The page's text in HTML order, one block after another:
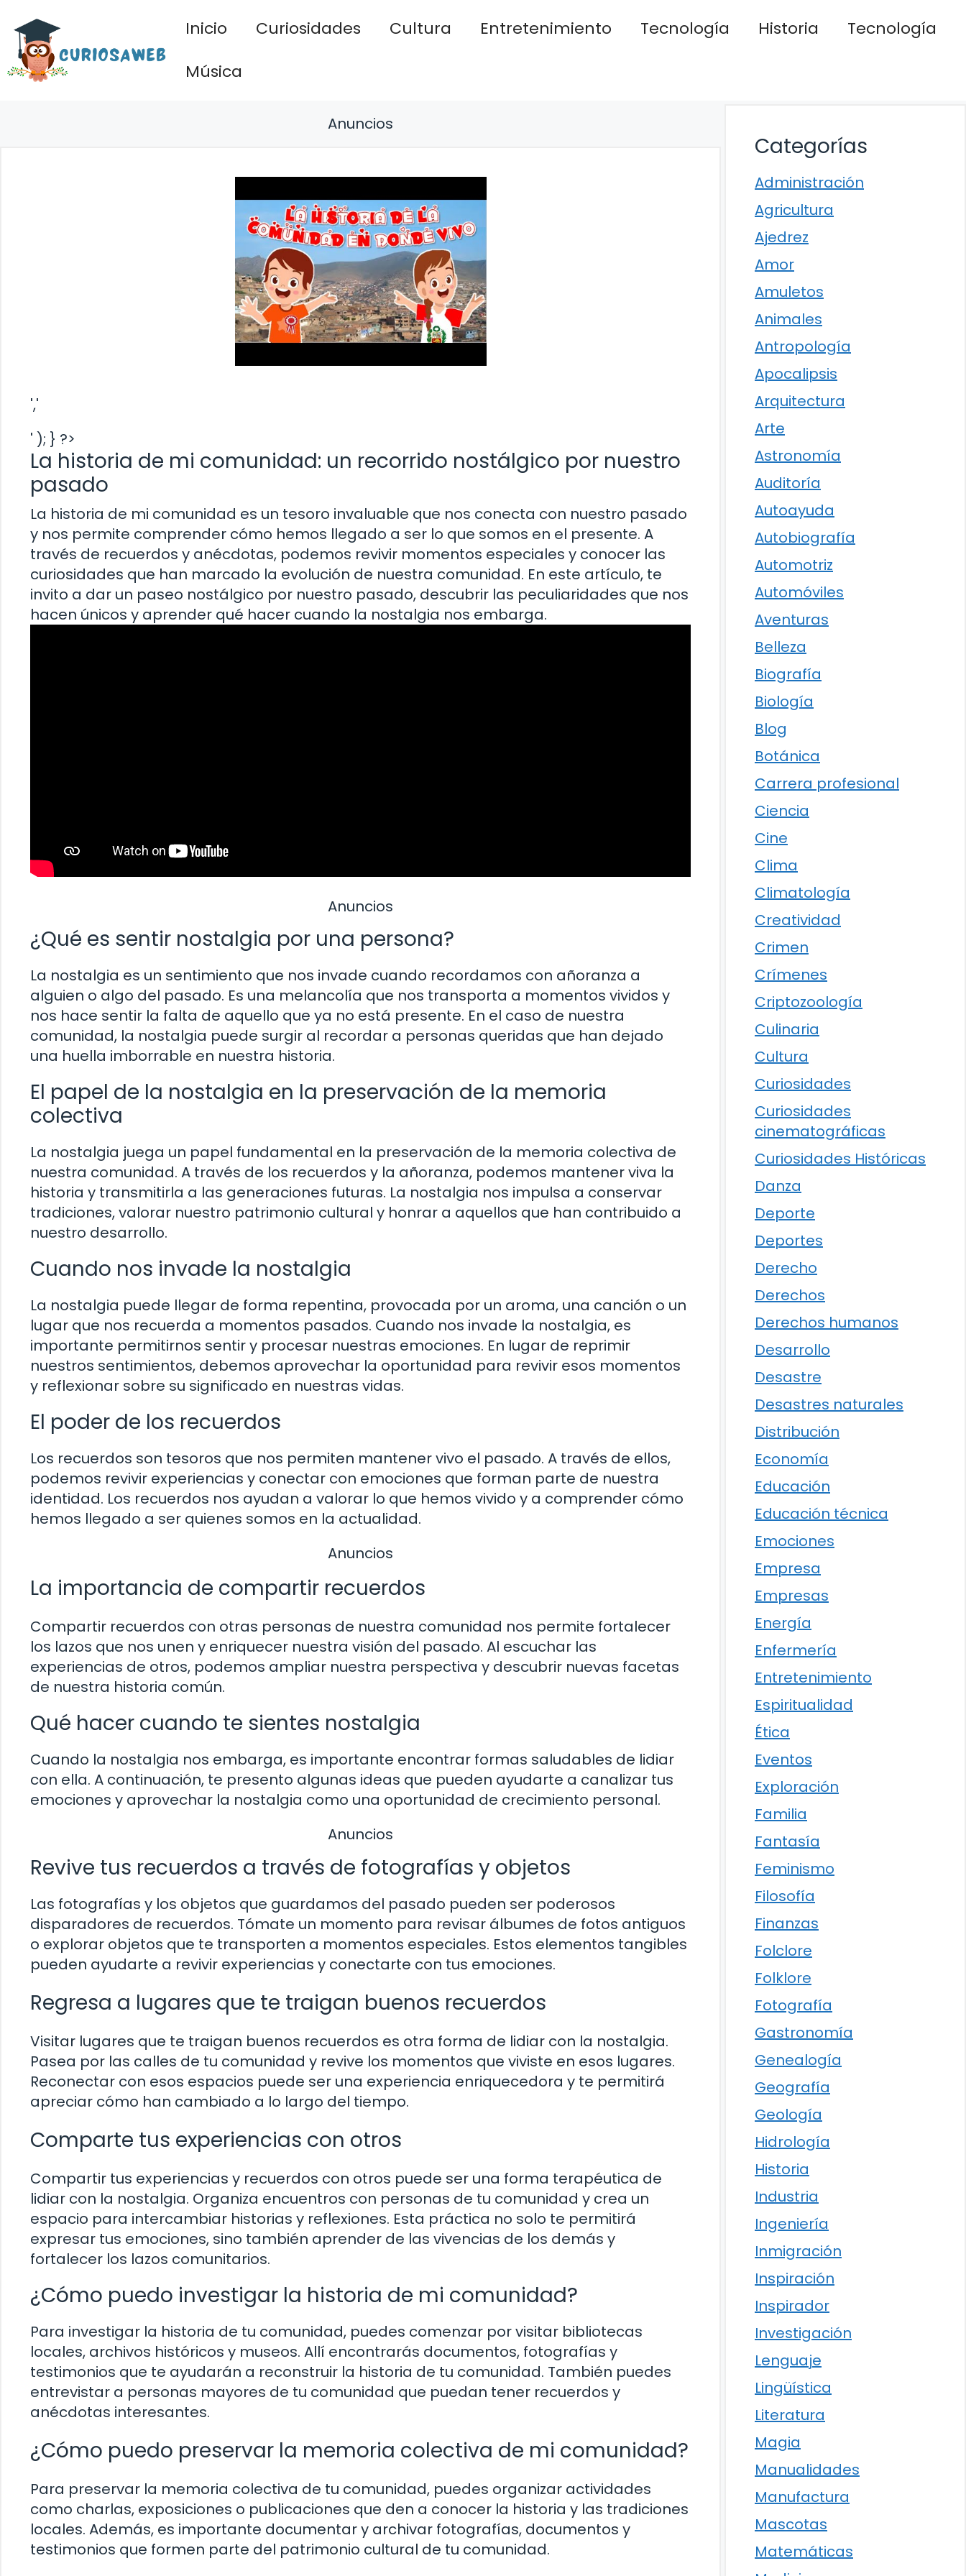
contenido
Inicio Curiosidades Cultura Entretenimiento Tecnología Historia
Tecnología
Música
Anuncios
','
' ); } ?>
La historia de mi comunidad: un recorrido nostálgico por nuestro
pasado
La historia de mi comunidad es un tesoro invaluable que nos conecta con nuestro pasado
y nos permite comprender cómo hemos llegado a ser lo que somos en el presente. A
través de recuerdos y anécdotas, podemos revivir momentos especiales y conocer las
curiosidades que han marcado la evolución de nuestra comunidad. En este artículo, te
invito a dar un paseo nostálgico por nuestro pasado, descubrir las peculiaridades que nos
hacen únicos y aprender qué hacer cuando la nostalgia nos embarga.
Anuncios
¿Qué es sentir nostalgia por una persona?
La nostalgia es un sentimiento que nos invade cuando recordamos con añoranza a
alguien o algo del pasado. Es una melancolía que nos transporta a momentos vividos y
nos hace sentir la falta de aquello que ya no está presente. En el caso de nuestra
comunidad, la nostalgia puede surgir al recordar a personas queridas que han dejado
una huella imborrable en nuestra historia.
El papel de la nostalgia en la preservación de la memoria
colectiva
La nostalgia juega un papel fundamental en la preservación de la memoria colectiva de
nuestra comunidad. A través de los recuerdos y la añoranza, podemos mantener viva la
historia y transmitirla a las generaciones futuras. La nostalgia nos impulsa a conservar
tradiciones, valorar nuestro patrimonio cultural y honrar a aquellos que han contribuido a
nuestro desarrollo.
Cuando nos invade la nostalgia
La nostalgia puede llegar de forma repentina, provocada por un aroma, una canción o un
lugar que nos recuerda a momentos pasados. Cuando nos invade la nostalgia, es
importante permitirnos sentir y procesar nuestras emociones. En lugar de reprimir
nuestros sentimientos, debemos aprovechar la oportunidad para revivir esos momentos
y reflexionar sobre su significado en nuestras vidas.
El poder de los recuerdos
Los recuerdos son tesoros que nos permiten mantener vivo el pasado. A través de ellos,
podemos revivir experiencias y conectar con emociones que forman parte de nuestra
identidad. Los recuerdos nos ayudan a valorar lo que hemos vivido y a comprender cómo
hemos llegado a ser quienes somos en la actualidad.
Anuncios
La importancia de compartir recuerdos
Compartir recuerdos con otras personas de nuestra comunidad nos permite fortalecer
los lazos que nos unen y enriquecer nuestra visión del pasado. Al escuchar las
experiencias de otros, podemos ampliar nuestra perspectiva y descubrir nuevas facetas
de nuestra historia común.
Qué hacer cuando te sientes nostalgia
Cuando la nostalgia nos embarga, es importante encontrar formas saludables de lidiar
con ella. A continuación, te presento algunas ideas que pueden ayudarte a canalizar tus
emociones y aprovechar la nostalgia como una oportunidad de crecimiento personal.
Anuncios
Revive tus recuerdos a través de fotografías y objetos
Las fotografías y los objetos que guardamos del pasado pueden ser poderosos
disparadores de recuerdos. Tómate un momento para revisar álbumes de fotos antiguos
o explorar objetos que te transporten a momentos especiales. Estos elementos tangibles
pueden ayudarte a revivir experiencias y conectarte con tus emociones.
Regresa a lugares que te traigan buenos recuerdos
Visitar lugares que te traigan buenos recuerdos es otra forma de lidiar con la nostalgia.
Pasea por las calles de tu comunidad y revive los momentos que viviste en esos lugares.
Reconectar con esos espacios puede ser una experiencia enriquecedora y te permitirá
apreciar cómo han cambiado a lo largo del tiempo.
Comparte tus experiencias con otros
Compartir tus experiencias y recuerdos con otros puede ser una forma terapéutica de
lidiar con la nostalgia. Organiza encuentros con personas de tu comunidad y crea un
espacio para intercambiar historias y reflexiones. Esta práctica no solo te permitirá
expresar tus emociones, sino también aprender de las vivencias de los demás y
fortalecer los lazos comunitarios.
¿Cómo puedo investigar la historia de mi comunidad?
Para investigar la historia de tu comunidad, puedes comenzar por visitar bibliotecas
locales, archivos históricos y museos. Allí encontrarás documentos, fotografías y
testimonios que te ayudarán a reconstruir la historia de tu comunidad. También puedes
entrevistar a personas mayores de tu comunidad que puedan tener recuerdos y
anécdotas interesantes.
¿Cómo puedo preservar la memoria colectiva de mi comunidad?
Para preservar la memoria colectiva de tu comunidad, puedes organizar actividades
como charlas, exposiciones o publicaciones que den a conocer la historia y las tradiciones
locales. Además, es importante documentar y archivar fotografías, documentos y
testimonios que formen parte del patrimonio cultural de tu comunidad.
Categorías
Administración
Agricultura
Ajedrez
Amor
Amuletos
Animales
Antropología
Apocalipsis
Arquitectura
Arte
Astronomía
Auditoría
Autoayuda
Autobiografía
Automotriz
Automóviles
Aventuras
Belleza
Biografía
Biología
Blog
Botánica
Carrera profesional
Ciencia
Cine
Clima
Climatología
Creatividad
Crimen
Crímenes
Criptozoología
Culinaria
Cultura
Curiosidades
Curiosidades
cinematográficas
Curiosidades Históricas
Danza
Deporte
Deportes
Derecho
Derechos
Derechos humanos
Desarrollo
Desastre
Desastres naturales
Distribución
Economía
Educación
Educación técnica
Emociones
Empresa
Empresas
Energía
Enfermería
Entretenimiento
Espiritualidad
Ética
Eventos
Exploración
Familia
Fantasía
Feminismo
Filosofía
Finanzas
Folclore
Folklore
Fotografía
Gastronomía
Genealogía
Geografía
Geología
Hidrología
Historia
Industria
Ingeniería
Inmigración
Inspiración
Inspirador
Investigación
Lenguaje
Lingüística
Literatura
Magia
Manualidades
Manufactura
Mascotas
Matemáticas